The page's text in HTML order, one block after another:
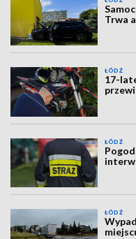
Trwa
ŁÓDŹ
17-
ŁÓDŹ
ŁÓDŹ